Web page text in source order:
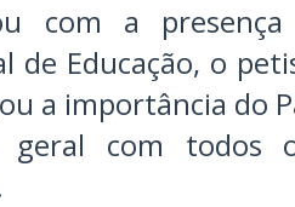
com a
de Educação, o
a importância do
com todos